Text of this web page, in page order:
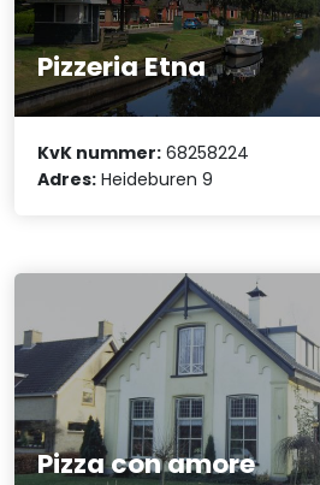
Pizzeria Etna
KvK nummer: 68258224
Adres: Heideburen 9
Pizza con amore